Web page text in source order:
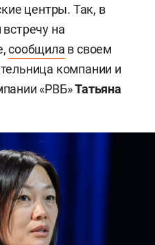
центры. Так, в
на
сообщила в своем
компании и
«РВБ»Татьяна